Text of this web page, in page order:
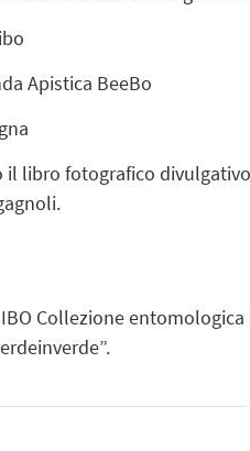
Apistica BeeBo
il libro fotografico
Collezione